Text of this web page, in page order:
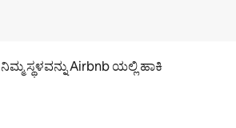
ನಿಮ್ಮ ಸ್ಥಳವನ್ನು Airbnb ಯಲ್ಲಿ ಹಾಕಿ